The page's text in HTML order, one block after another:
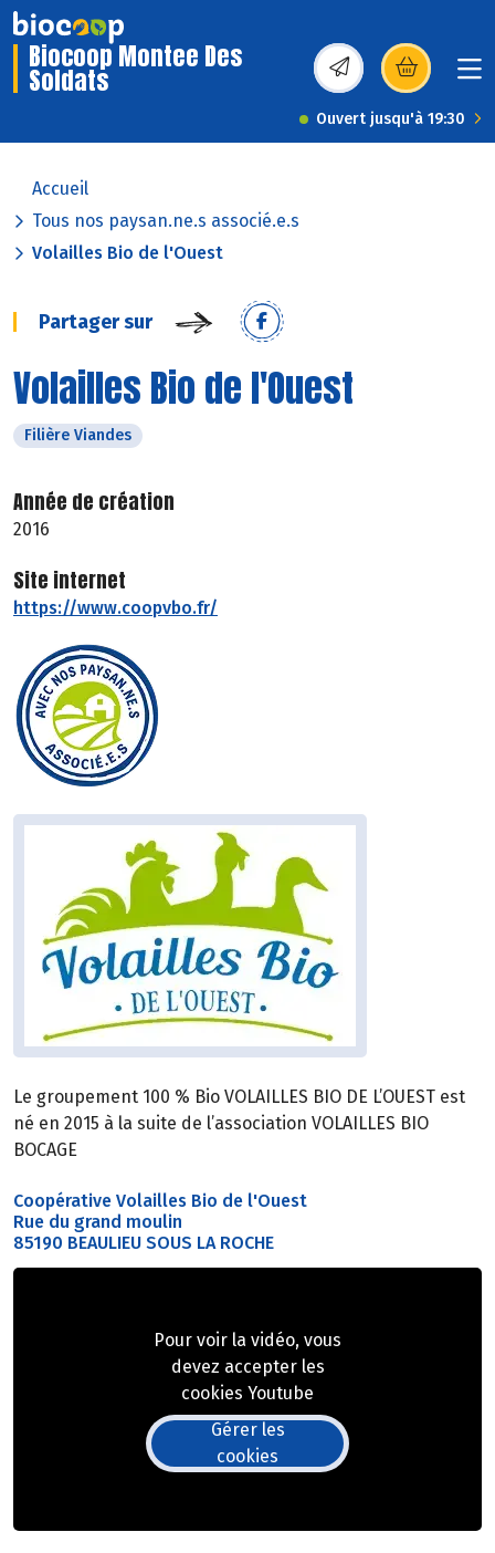
Biocoop Montee Des
Soldats (s’ouvre dans une
Ouvert jusqu'à 19:30
Accueil
Tous nos paysan.ne.s associé.e.s
Volailles Bio de l'Ouest
Partager sur
Volailles Bio de l'Ouest
Filière Viandes
Année de création
2016
Site internet
https://www.coopvbo.fr/
Le groupement 100 % Bio VOLAILLES BIO DE L’OUEST est
né en 2015 à la suite de l’association VOLAILLES BIO
BOCAGE
Coopérative Volailles Bio de l'Ouest
Rue du grand moulin
85190 BEAULIEU SOUS LA ROCHE
Pour voir la vidéo, vous
devez accepter les
cookies Youtube
Gérer les
cookies